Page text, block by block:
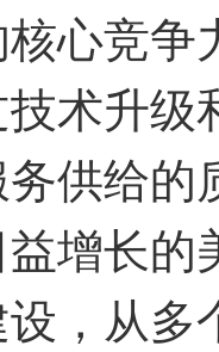
心竞
术升
供给
增长
，从